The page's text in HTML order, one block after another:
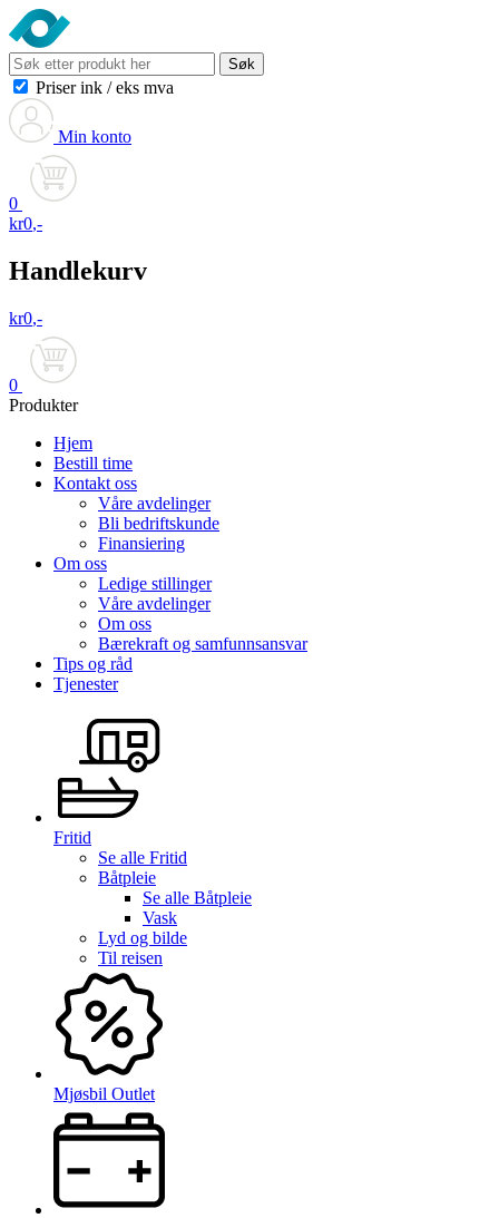
Søk
Priser ink / eks mva
Min konto
0
kr0,-
Handlekurv
kr0,-
0
Produkter
Hjem
Bestill time
Kontakt oss
Våre avdelinger
Bli bedriftskunde
Finansiering
Om oss
Ledige stillinger
Våre avdelinger
Om oss
Bærekraft og samfunnsansvar
Tips og råd
Tjenester
Fritid
Se alle Fritid
Båtpleie
Se alle Båtpleie
Vask
Lyd og bilde
Til reisen
Mjøsbil Outlet